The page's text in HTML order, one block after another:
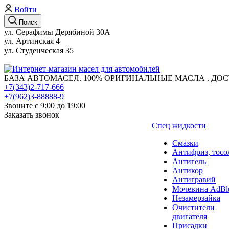
Войти
Поиск
ул. Серафимы Дерябиной 30А
ул. Артинская 4
ул. Студенческая 35
БАЗА АВТОМАСЕЛ. 100% ОРИГИНАЛЬНЫЕ МАСЛА .
+7(343)2-717-666
+7(962)3-88888-9
Звоните с 9:00 до 19:00
Заказать звонок
Спец жидкости
Смазки
Антифриз,
Антигель
Антикор
Антигравий
Мочевина
Незамерзайка
Очистители
двигателя
Присадки